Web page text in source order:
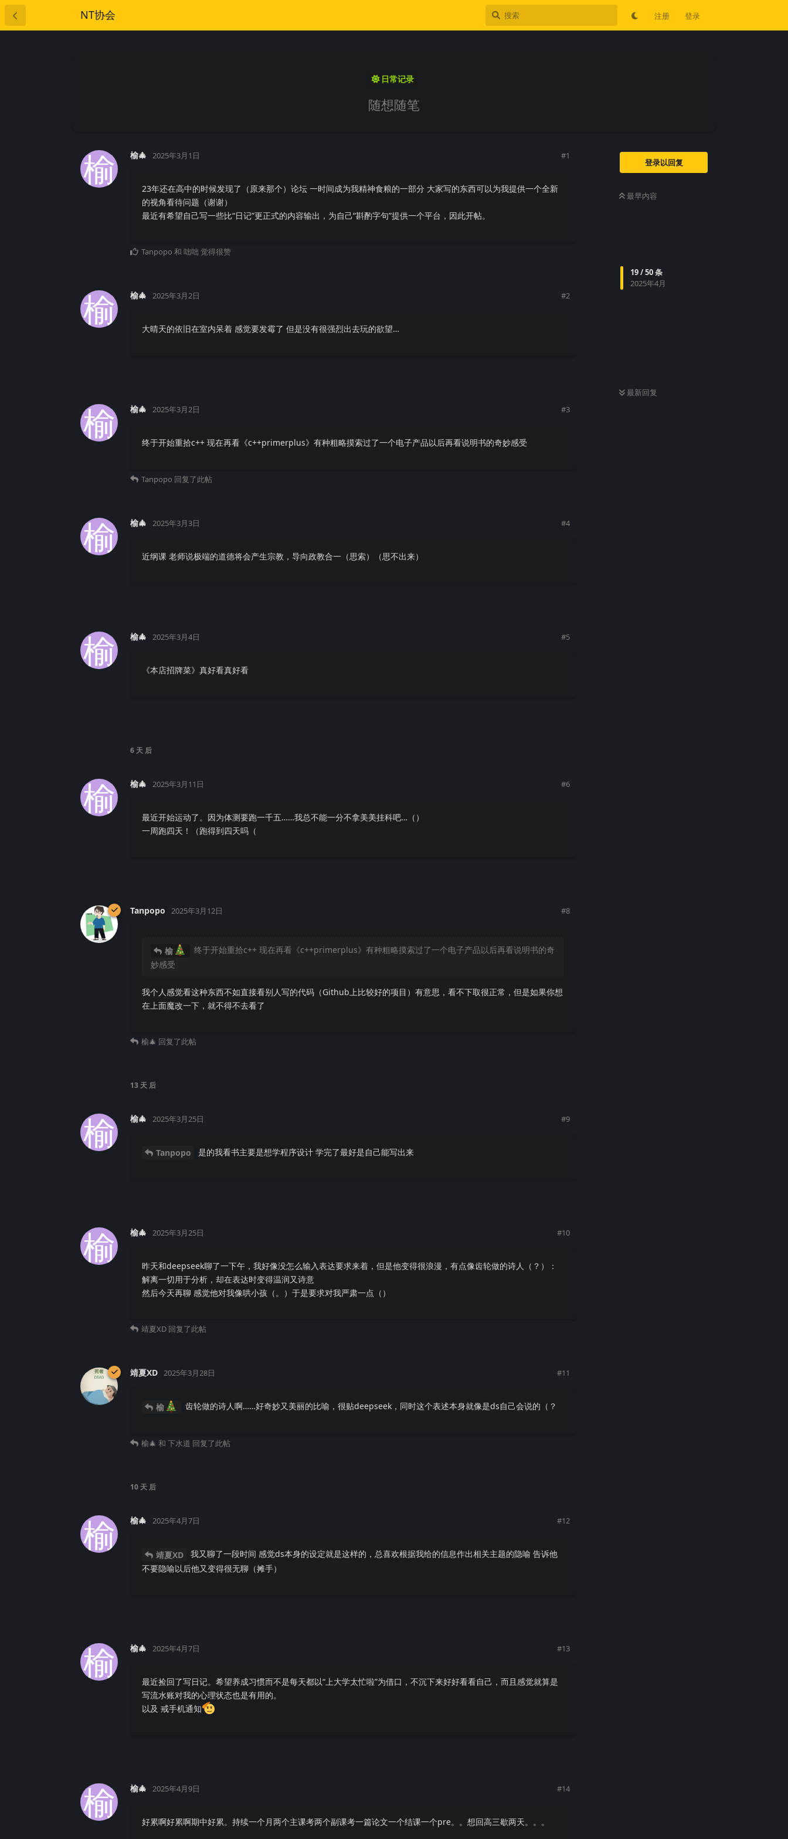
NT协会 注册 登录
日常记录
随想随笔
登录以回复
最早内容
19/50条
2025年4月
最新回复
榆 榆🎄 2025年3月1日 #1
23年还在高中的时候发现了（原来那个）论坛 一时间成为我精神食粮的一部分 大家写的东西可以为我提供一个全新
的视角看待问题（谢谢）
最近有希望自己写一些比“日记”更正式的内容输出，为自己“斟酌字句”提供一个平台，因此开帖。
Tanpopo 和 咄咄 觉得很赞
榆 榆🎄 2025年3月2日 #2
大晴天的依旧在室内呆着 感觉要发霉了 但是没有很强烈出去玩的欲望…
榆 榆🎄 2025年3月2日 #3
终于开始重拾c++ 现在再看《c++primerplus》有种粗略摸索过了一个电子产品以后再看说明书的奇妙感受
Tanpopo 回复了此帖
榆 榆🎄 2025年3月3日 #4
近纲课 老师说极端的道德将会产生宗教，导向政教合一（思索）（思不出来）
榆 榆🎄 2025年3月4日 #5
《本店招牌菜》真好看真好看
6 天 后
榆 榆🎄 2025年3月11日 #6
最近开始运动了。因为体测要跑一千五……我总不能一分不拿美美挂科吧…（）
一周跑四天！（跑得到四天吗（
Tanpopo 2025年3月12日 #8
榆
终于开始重拾c++ 现在再看《c++primerplus》有种粗略摸索过了一个电子产品以后再看说明书的奇
妙感受
我个人感觉看这种东西不如直接看别人写的代码（Github上比较好的项目）有意思，看不下取很正常，但是如果你想
在上面魔改一下，就不得不去看了
榆🎄 回复了此帖
13 天 后
榆 榆🎄 2025年3月25日 #9
Tanpopo 是的我看书主要是想学程序设计 学完了最好是自己能写出来
榆 榆🎄 2025年3月25日 #10
昨天和deepseek聊了一下午，我好像没怎么输入表达要求来着，但是他变得很浪漫，有点像齿轮做的诗人（？）：
解离一切用于分析，却在表达时变得温润又诗意
然后今天再聊 感觉他对我像哄小孩（。）于是要求对我严肃一点（）
靖夏XD 回复了此帖
靖夏XD 2025年3月28日 #11
榆 齿轮做的诗人啊……好奇妙又美丽的比喻，很贴deepseek，同时这个表述本身就像是ds自己会说的（？
榆🎄 和 下水道 回复了此帖
10 天 后
榆 榆🎄 2025年4月7日 #12
靖夏XD
我又聊了一段时间 感觉ds本身的设定就是这样的，总喜欢根据我给的信息作出相关主题的隐喻 告诉他
不要隐喻以后他又变得很无聊（摊手）
榆 榆🎄 2025年4月7日 #13
最近捡回了写日记。希望养成习惯而不是每天都以“上大学太忙啦”为借口，不沉下来好好看看自己，而且感觉就算是
写流水账对我的心理状态也是有用的。
以及 戒手机通知
榆 榆🎄 2025年4月9日 #14
好累啊好累啊期中好累。持续一个月两个主课考两个副课考一篇论文一个结课一个pre。。想回高三歇两天。。。